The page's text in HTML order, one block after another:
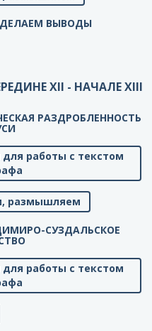
ДЕЛАЕМ ВЫВОДЫ
XII - НАЧАЛЕ XIII
РАЗДРОБЛЕННОСТЬ
для работы с текстом
размышляем
СУЗДАЛЬСКОЕ
для работы с текстом